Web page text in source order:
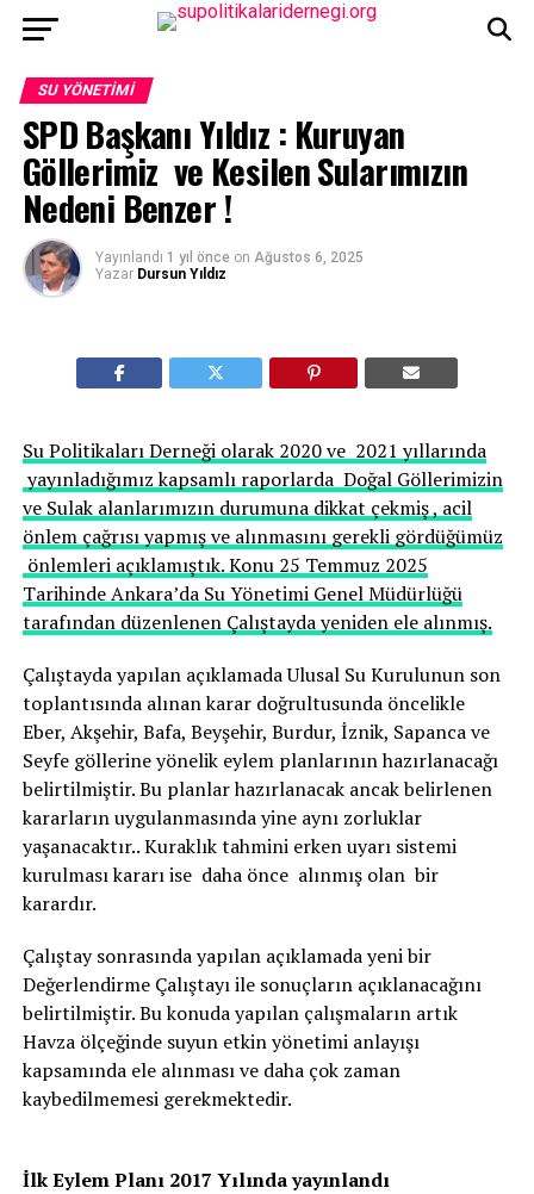
SU YÖNETIMI
SPD Başkanı Yıldız : Kuruyan
Göllerimiz ve Kesilen Sularımızın
Nedeni Benzer !
Yayınlandı 1 yıl önce on Ağustos 6, 2025
Yazar Dursun Yıldız
Su Politikaları Derneği olarak 2020 ve 2021 yıllarında
yayınladığımız kapsamlı raporlarda Doğal Göllerimizin
ve Sulak alanlarımızın durumuna dikkat çekmiş , acil
önlem çağrısı yapmış ve alınmasını gerekli gördüğümüz
önlemleri açıklamıştık. Konu 25 Temmuz 2025
Tarihinde Ankara’da Su Yönetimi Genel Müdürlüğü
tarafından düzenlenen Çalıştayda yeniden ele alınmış.
Çalıştayda yapılan açıklamada Ulusal Su Kurulunun son
toplantısında alınan karar doğrultusunda öncelikle
Eber, Akşehir, Bafa, Beyşehir, Burdur, İznik, Sapanca ve
Seyfe göllerine yönelik eylem planlarının hazırlanacağı
belirtilmiştir. Bu planlar hazırlanacak ancak belirlenen
kararların uygulanmasında yine aynı zorluklar
yaşanacaktır.. Kuraklık tahmini erken uyarı sistemi
kurulması kararı ise daha önce alınmış olan bir
karardır.
Çalıştay sonrasında yapılan açıklamada yeni bir
Değerlendirme Çalıştayı ile sonuçların açıklanacağını
belirtilmiştir. Bu konuda yapılan çalışmaların artık
Havza ölçeğinde suyun etkin yönetimi anlayışı
kapsamında ele alınması ve daha çok zaman
kaybedilmemesi gerekmektedir.
İlk Eylem Planı 2017 Yılında yayınlandı